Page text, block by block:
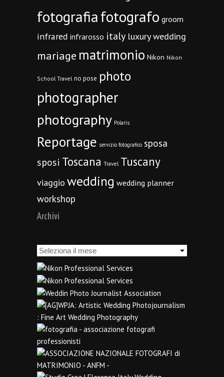
fotografiafotografo groom
infrared infrarosso italy luxury wedding
mariage matrimonio Nikon Nikon
School Travel no pose photo
photographer
photography Polaris
Reportage servizio fotografico sposa
sposi Toscana Travel Tuscany
viaggio wedding wedding planner
workshop
Archivi
Archivi